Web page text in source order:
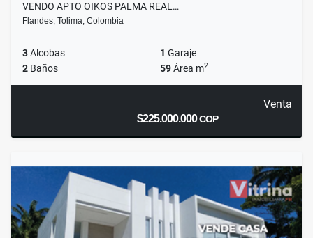
VENDO APTO OIKOS PALMA REAL…
Flandes, Tolima, Colombia
3Alcobas 1 Garaje
2 Baños 59Área m2
Venta
$225.000.000COP